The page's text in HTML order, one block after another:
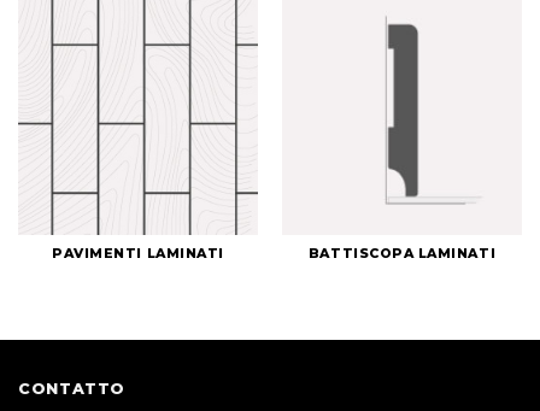
PAVIMENTI LAMINATI BATTISCOPA LAMINATI
CONTATTO